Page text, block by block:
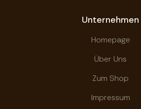
Unternehmen
Homepage
Über Uns
Zum Shop
Impressum